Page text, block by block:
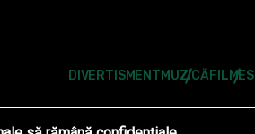
DIVERTISMENT MUZICĂFILME